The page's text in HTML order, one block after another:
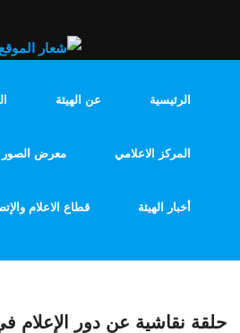
الرئيسية عن الهيئة
المركز الاعلامي معرض الصور
أخبار الهيئة قطاع الاعلام
حلقة نقاشية عن دور الإعلام